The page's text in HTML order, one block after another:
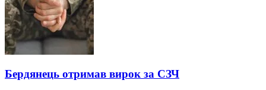
Бердянець отримав вирок за СЗЧ